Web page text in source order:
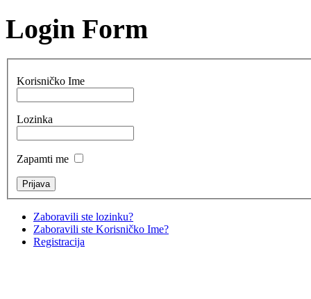
Login Form
Korisničko Ime
Lozinka
Zapamti me
Zaboravili ste lozinku?
Zaboravili ste Korisničko Ime?
Registracija